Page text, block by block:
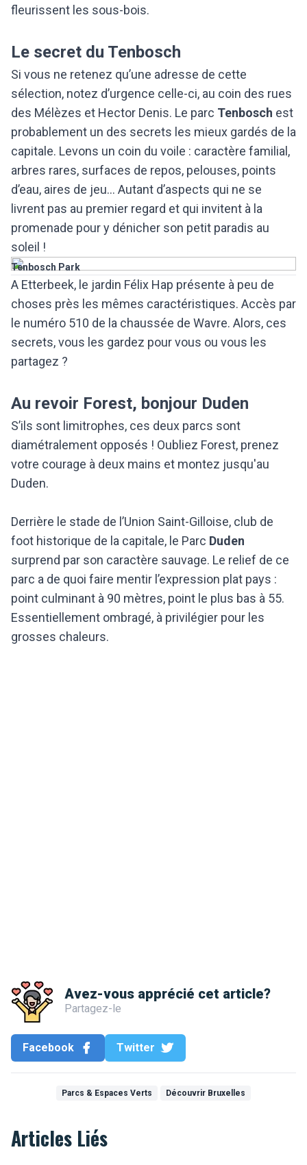
fleurissent les sous-bois.
Le secret du Tenbosch
Si vous ne retenez qu’une adresse de cette
sélection, notez d’urgence celle-ci, au coin des rues
des Mélèzes et Hector Denis. Le parc Tenbosch est
probablement un des secrets les mieux gardés de la
capitale. Levons un coin du voile : caractère familial,
arbres rares, surfaces de repos, pelouses, points
d’eau, aires de jeu… Autant d’aspects qui ne se
livrent pas au premier regard et qui invitent à la
promenade pour y dénicher son petit paradis au
soleil !
Tenbosch Park
A Etterbeek, le jardin Félix Hap présente à peu de
choses près les mêmes caractéristiques. Accès par
le numéro 510 de la chaussée de Wavre. Alors, ces
secrets, vous les gardez pour vous ou vous les
partagez ?
Au revoir Forest, bonjour Duden
S’ils sont limitrophes, ces deux parcs sont
diamétralement opposés ! Oubliez Forest, prenez
votre courage à deux mains et montez jusqu'au
Duden.
Derrière le stade de l’Union Saint-Gilloise, club de
foot historique de la capitale, le Parc Duden
surprend par son caractère sauvage. Le relief de ce
parc a de quoi faire mentir l’expression plat pays :
point culminant à 90 mètres, point le plus bas à 55.
Essentiellement ombragé, à privilégier pour les
grosses chaleurs.
Avez-vous apprécié cet article?
Partagez-le
Facebook Twitter
Parcs & Espaces Verts Découvrir Bruxelles
Articles Liés